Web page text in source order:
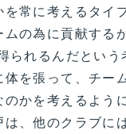
を常に考えるタイ
の為に貢献する
られるんだとい
を張って、チー
かを考えるよう
、他のクラブに